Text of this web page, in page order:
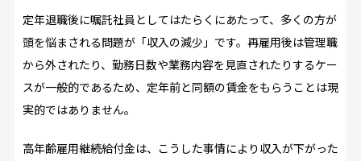
定年退職後に嘱託社員としてはたらくにあたって、多くの方が
頭を悩まされる問題が「収入の減少」です。再雇用後は管理職
から外されたり、勤務日数や業務内容を見直されたりするケー
スが一般的であるため、定年前と同額の賃金をもらうことは現
実的ではありません。
高年齢雇用継続給付金は、こうした事情により収入が下がった